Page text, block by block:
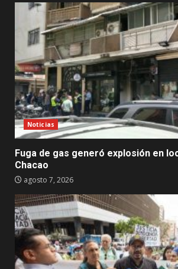
Noticias
Fuga de gas generó explosión en
Chacao
agosto 7, 2026